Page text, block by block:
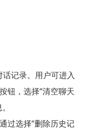
记录。用户可进入
钮，选择“清空聊天
过选择“删除历史记